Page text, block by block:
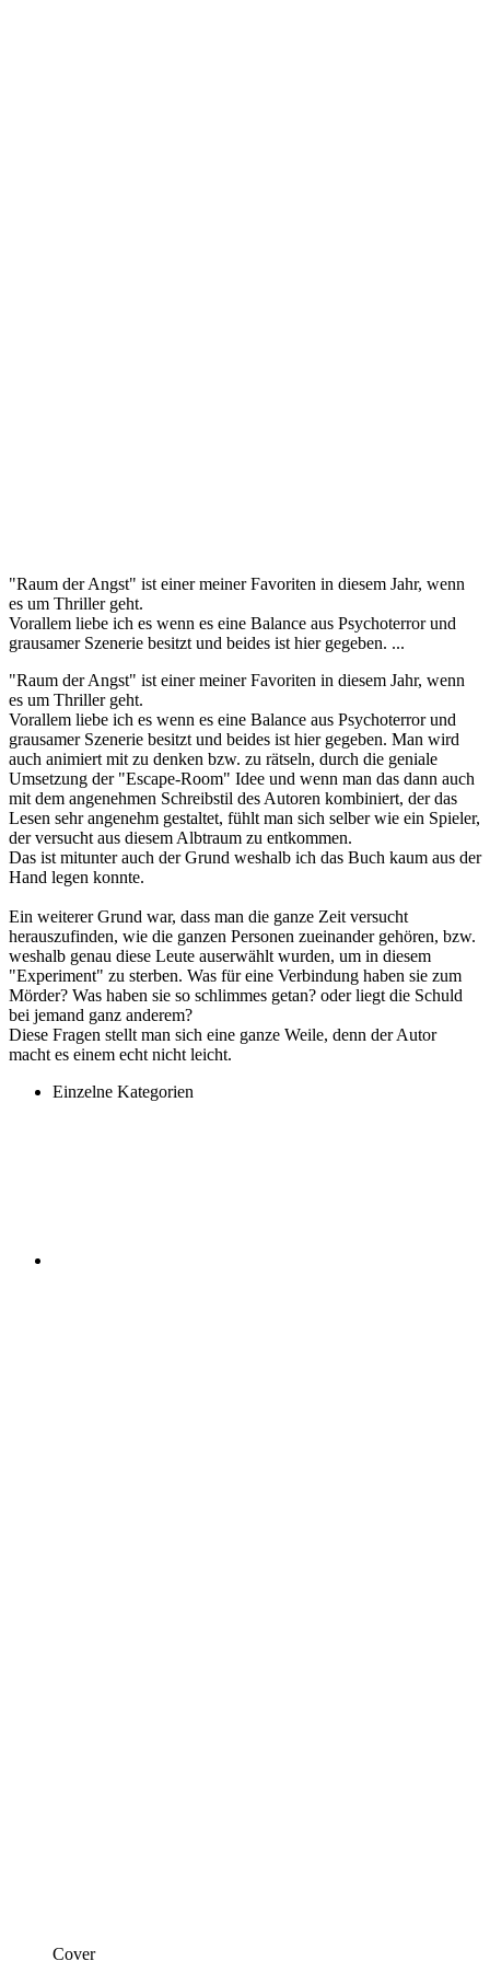
"Raum der Angst" ist einer meiner Favoriten in diesem Jahr, wenn
es um Thriller geht.
Vorallem liebe ich es wenn es eine Balance aus Psychoterror und
grausamer Szenerie besitzt und beides ist hier gegeben. ...
"Raum der Angst" ist einer meiner Favoriten in diesem Jahr, wenn
es um Thriller geht.
Vorallem liebe ich es wenn es eine Balance aus Psychoterror und
grausamer Szenerie besitzt und beides ist hier gegeben. Man wird
auch animiert mit zu denken bzw. zu rätseln, durch die geniale
Umsetzung der "Escape-Room" Idee und wenn man das dann auch
mit dem angenehmen Schreibstil des Autoren kombiniert, der das
Lesen sehr angenehm gestaltet, fühlt man sich selber wie ein Spieler,
der versucht aus diesem Albtraum zu entkommen.
Das ist mitunter auch der Grund weshalb ich das Buch kaum aus der
Hand legen konnte.
Ein weiterer Grund war, dass man die ganze Zeit versucht
herauszufinden, wie die ganzen Personen zueinander gehören, bzw.
weshalb genau diese Leute auserwählt wurden, um in diesem
"Experiment" zu sterben. Was für eine Verbindung haben sie zum
Mörder? Was haben sie so schlimmes getan? oder liegt die Schuld
bei jemand ganz anderem?
Diese Fragen stellt man sich eine ganze Weile, denn der Autor
macht es einem echt nicht leicht.
Einzelne Kategorien
Cover